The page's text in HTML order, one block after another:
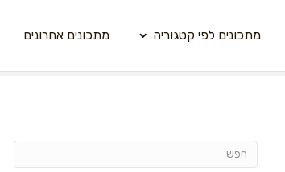
מתכונים לפי קטגוריה מתכונים אחרונים